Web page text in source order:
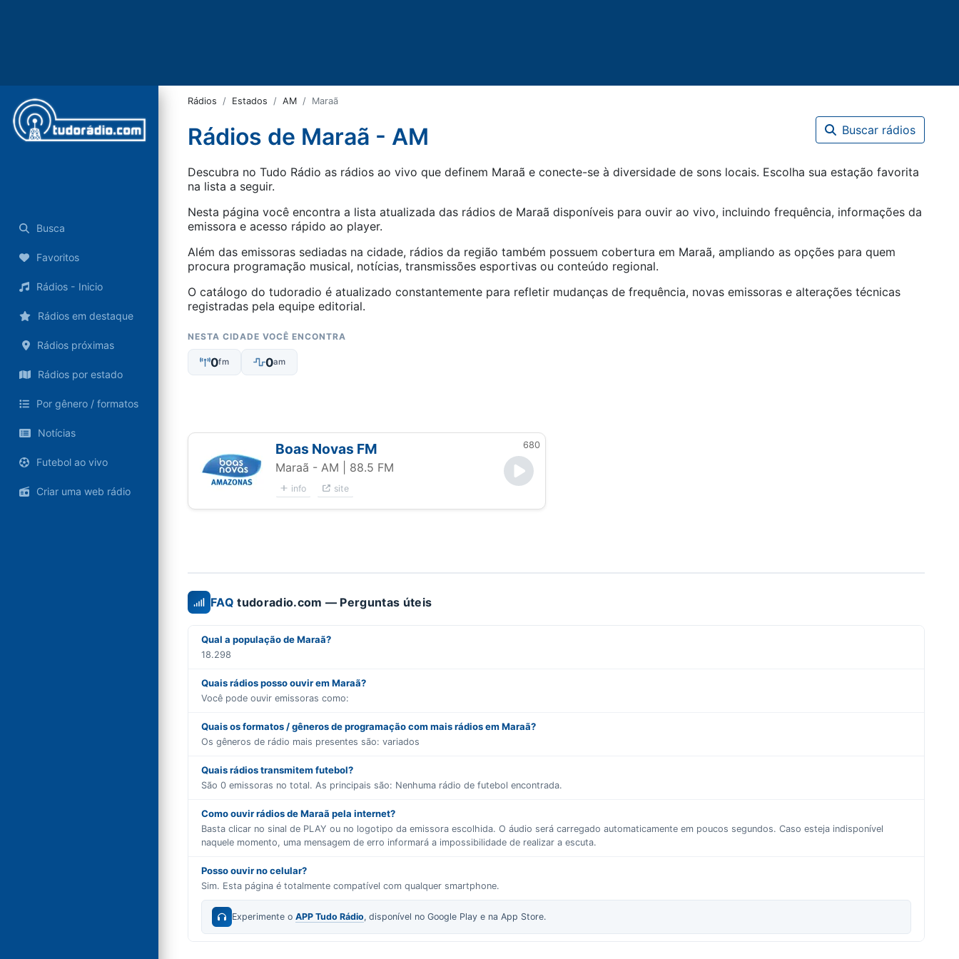
Busca
Favoritos
Rádios - Inicio
Rádios em destaque
Rádios próximas
Rádios por estado
Por gênero / formatos
Notícias
Futebol ao vivo
Criar uma web rádio
Rádios Estados AM Maraã
Rádios de Maraã - AM Buscar rádios
Descubra no Tudo Rádio as rádios ao vivo que definem Maraã e conecte-se à diversidade de sons locais. Escolha sua estação favorita
na lista a seguir.
Nesta página você encontra a lista atualizada das rádios de Maraã disponíveis para ouvir ao vivo, incluindo frequência, informações da
emissora e acesso rápido ao player.
Além das emissoras sediadas na cidade, rádios da região também possuem cobertura em Maraã, ampliando as opções para quem
procura programação musical, notícias, transmissões esportivas ou conteúdo regional.
O catálogo do tudoradio é atualizado constantemente para refletir mudanças de frequência, novas emissoras e alterações técnicas
registradas pela equipe editorial.
NESTA CIDADE VOCÊ ENCONTRA
0fm 0am
Boas Novas FM 680
Maraã - AM | 88.5 FM
info site
FAQ tudoradio.com — Perguntas úteis
Qual a população de Maraã?
18.298
Quais rádios posso ouvir em Maraã?
Você pode ouvir emissoras como:
Quais os formatos / gêneros de programação com mais rádios em Maraã?
Os gêneros de rádio mais presentes são:variados
Quais rádios transmitem futebol?
São0 emissoras no total. As principais são: Nenhuma rádio de futebol encontrada.
Como ouvir rádios de Maraã pela internet?
Basta clicar no sinal de PLAY ou no logotipo da emissora escolhida. O áudio será carregado automaticamente em poucos segundos. Caso esteja indisponível
naquele momento, uma mensagem de erro informará a impossibilidade de realizar a escuta.
Posso ouvir no celular?
Sim. Esta página é totalmente compatível com qualquer smartphone.
Experimente oAPP Tudo Rádio, disponível no Google Play e na App Store.